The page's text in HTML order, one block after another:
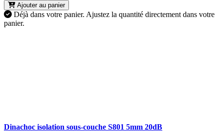
Ajouter au panier
Déjà dans votre panier. Ajustez la quantité directement dans votre
panier.
Dinachoc isolation sous-couche S801 5mm 20dB